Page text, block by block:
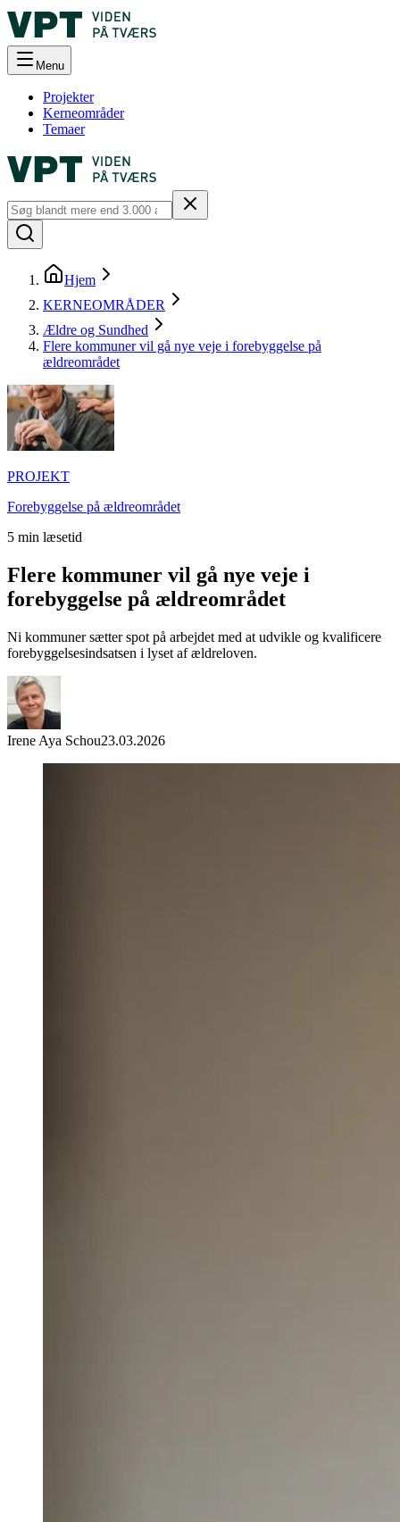
Menu
Projekter
Kerneområder
Temaer
Hjem
KERNEOMRÅDER
Ældre og Sundhed
Flere kommuner vil gå nye veje i forebyggelse på
ældreområdet
PROJEKT
Forebyggelse på ældreområdet
5 min læsetid
Flere kommuner vil gå nye veje i
forebyggelse på ældreområdet
Ni kommuner sætter spot på arbejdet med at udvikle og kvalificere
forebyggelsesindsatsen i lyset af ældreloven.
Irene Aya Schou23.03.2026